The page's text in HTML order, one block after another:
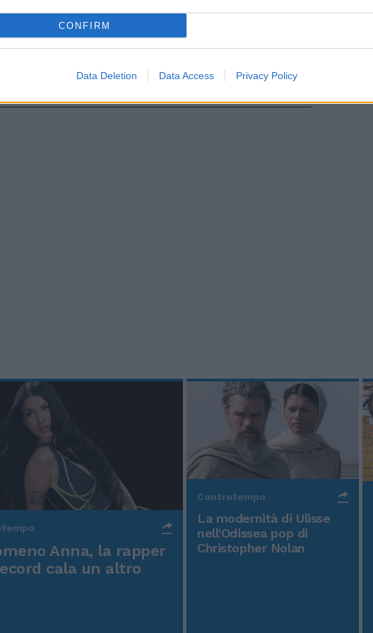
CONFIRM
Data Deletion Data Access Privacy Policy
Anna, la rapper
cala un altro
Controtempo
La modernità di Ulisse
nell'Odissea pop di
Christopher Nolan